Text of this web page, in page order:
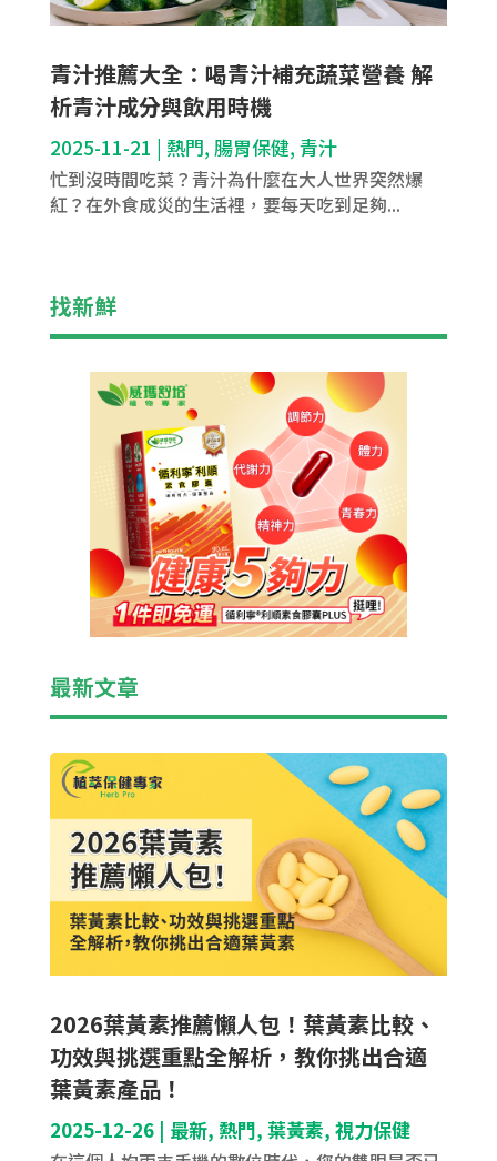
青汁推薦大全：喝青汁補充蔬菜營養 解
析青汁成分與飲用時機
2025-11-21 | 熱門, 腸胃保健, 青汁
忙到沒時間吃菜？青汁為什麼在大人世界突然爆
紅？在外食成災的生活裡，要每天吃到足夠...
找新鮮
最新文章
2026葉黃素推薦懶人包！葉黃素比較、
功效與挑選重點全解析，教你挑出合適
葉黃素產品！
2025-12-26| 最新, 熱門, 葉黃素, 視力保健